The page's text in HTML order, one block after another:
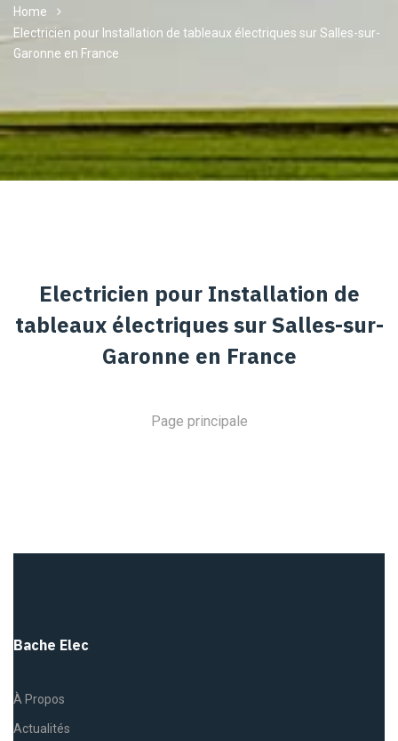
Home
Electricien pour Installation de tableaux électriques sur Salles-sur-
Garonne en France
Electricien pour Installation de
tableaux électriques sur Salles-sur-
Garonne en France
Page principale
Bache Elec
À Propos
Actualités